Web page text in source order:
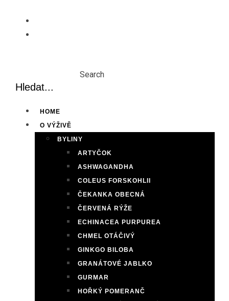
content
Search
HOME
O VÝŽIVĚ
BYLINY
ARTYČOK
ASHWAGANDHA
COLEUS FORSKOHLII
ČEKANKA OBECNÁ
ČERVENÁ RÝŽE
ECHINACEA PURPUREA
CHMEL OTÁČIVÝ
GINKGO BILOBA
GRANÁTOVÉ JABLKO
GURMAR
HOŘKÝ POMERANČ